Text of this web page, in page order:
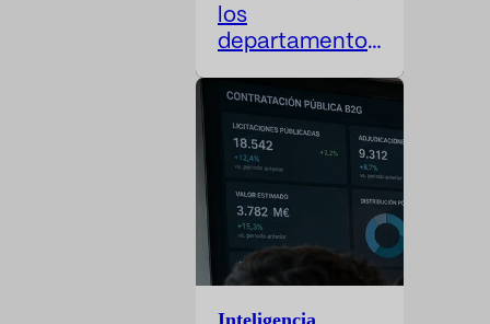
los
departamentos
comunicación
han trabajado
con una
paradoja difícil
de resolver: su
actividad es
cada vez más
estratégica,
Inteligencia